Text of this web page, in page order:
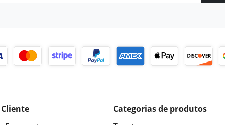
Categorias de produtos